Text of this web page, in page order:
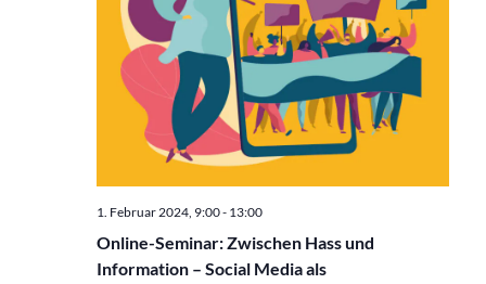
Online-Seminar: Zwischen Hass und
Information – Social Media als
1. Februar 2024, 9:00- 13:00